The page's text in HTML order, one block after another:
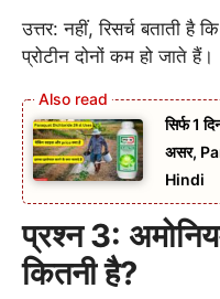
उत्तर: नहीं, रिसर्च बताती
प्रोटीन दोनों कम हो जाते हैं।
सिर्फ 1
असर,
Hindi
प्रश्न 3:
कितनी है?